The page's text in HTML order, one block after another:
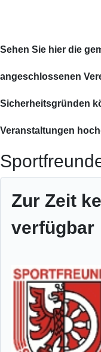
Sehen Sie hier die
angeschlossenen
Sicherheitsgründen
Veranstaltungen
Zur Zeit
verfügbar